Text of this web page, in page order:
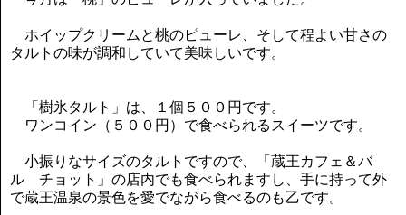
ホイップクリームと桃のピューレ、そして程よい甘さの
タルトの味が調和していて美味しいです。
「樹氷タルト」は、１個５００円です。
ワンコイン（５００円）で食べられるスイーツです。
小振りなサイズのタルトですので、「蔵王カフェ＆バ
ル チョット」の店内でも食べられますし、手に持って外
で蔵王温泉の景色を愛でながら食べるのも乙です。